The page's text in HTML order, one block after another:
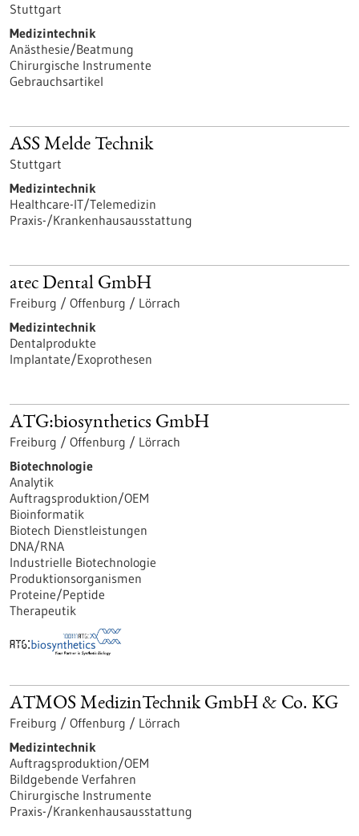
Stuttgart
Medizintechnik
Anästhesie/Beatmung
Chirurgische Instrumente
Gebrauchsartikel
ASS Melde Technik
Stuttgart
Medizintechnik
Healthcare-IT/Telemedizin
Praxis-/Krankenhausausstattung
atec Dental GmbH
Freiburg / Offenburg / Lörrach
Medizintechnik
Dentalprodukte
Implantate/Exoprothesen
ATG:biosynthetics GmbH
Freiburg / Offenburg / Lörrach
Biotechnologie
Analytik
Auftragsproduktion/OEM
Bioinformatik
Biotech Dienstleistungen
DNA/RNA
Industrielle Biotechnologie
Produktionsorganismen
Proteine/Peptide
Therapeutik
ATMOS MedizinTechnik GmbH & Co. KG
Freiburg / Offenburg / Lörrach
Medizintechnik
Auftragsproduktion/OEM
Bildgebende Verfahren
Chirurgische Instrumente
Praxis-/Krankenhausausstattung